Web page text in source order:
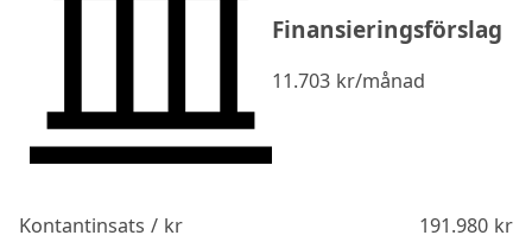
Finansieringsförslag
11.703 kr/månad
Kontantinsats / kr 191.980kr